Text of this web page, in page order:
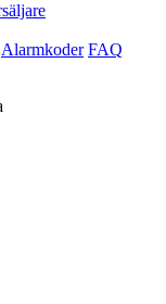
Alarmkoder FAQ